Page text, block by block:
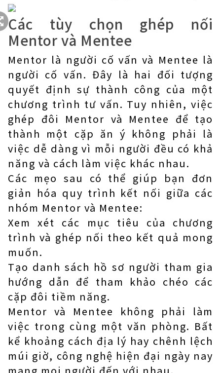
Các tùy chọn ghép nối
Mentor và Mentee
Mentor là người cố vấn và Mentee là
người cố vấn. Đây là hai đối tượng
quyết định sự thành công của một
chương trình tư vấn. Tuy nhiên, việc
ghép đôi Mentor và Mentee để tạo
thành một cặp ăn ý không phải là
việc dễ dàng vì mỗi người đều có khả
năng và cách làm việc khác nhau.
Các mẹo sau có thể giúp bạn đơn
giản hóa quy trình kết nối giữa các
nhóm Mentor và Mentee:
Xem xét các mục tiêu của chương
trình và ghép nối theo kết quả mong
muốn.
Tạo danh sách hồ sơ người tham gia
hướng dẫn để tham khảo chéo các
cặp đôi tiềm năng.
Mentor và Mentee không phải làm
việc trong cùng một văn phòng. Bất
kể khoảng cách địa lý hay chênh lệch
múi giờ, công nghệ hiện đại ngày nay